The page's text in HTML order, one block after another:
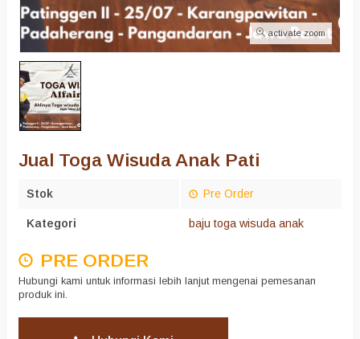
activate zoom
Jual Toga Wisuda Anak Pati
Stok Pre Order
Kategori baju toga wisuda anak
PRE ORDER
Hubungi kami untuk informasi lebih lanjut mengenai pemesanan
produk ini.